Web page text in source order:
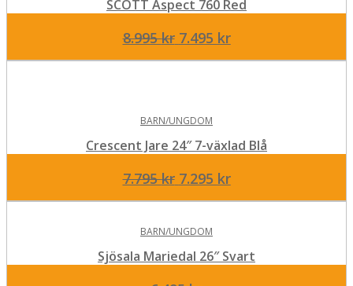
SCOTT Aspect 760 Red
8.995kr Det
ursprungliga
8.995 kr.
7.495 krDet
nuvarande
BARN/UNGDOM
Crescent Jare 24″ 7-växlad Blå
7.795kr Det
ursprungliga
var:
7.795 kr.
7.295 krDet
nuvarande
7.295 kr.
BARN/UNGDOM
Sjösala Mariedal 26″ Svart